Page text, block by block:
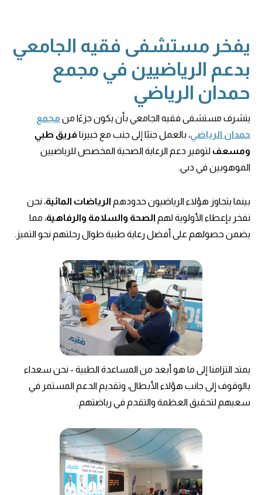
يفخر مستشفى فقيه الجامعي
بدعم الرياضيين في مجمع
حمدان الرياضي
يتشرف مستشفى فقيه الجامعي بأن يكون جزءًا من مجمع
حمدان الرياضي، بالعمل جنبًا إلى جنب مع خبيرنا فريق طبي
ومسعف لتوفير دعم الرعاية الصحية المخصص للرياضيين
الموهوبين في دبي.
بينما يتجاوز هؤلاء الرياضيون حدودهم الرياضات المائية، نحن
نفخر بإعطاء الأولوية لهم الصحة والسلامة والرفاهية، مما
يضمن حصولهم على أفضل رعاية طبية طوال رحلتهم نحو التميز.
يمتد التزامنا إلى ما هو أبعد من المساعدة الطبية - نحن سعداء
بالوقوف إلى جانب هؤلاء الأبطال، وتقديم الدعم المستمر في
سعيهم لتحقيق العظمة والتقدم في رياضتهم.